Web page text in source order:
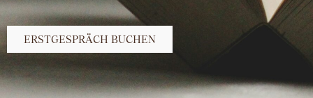
ERSTGESPRÄCH BUCHEN